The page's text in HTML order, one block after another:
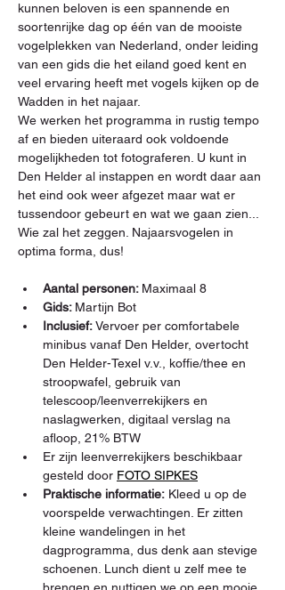
kunnen beloven is een spannende en
soortenrijke dag op één van de mooiste
vogelplekken van Nederland, onder leiding
van een gids die het eiland goed kent en
veel ervaring heeft met vogels kijken op de
Wadden in het najaar.
We werken het programma in rustig tempo
af en bieden uiteraard ook voldoende
mogelijkheden tot fotograferen. U kunt in
Den Helder al instappen en wordt daar aan
het eind ook weer afgezet maar wat er
tussendoor gebeurt en wat we gaan zien...
Wie zal het zeggen. Najaarsvogelen in
optima forma, dus!
Aantal personen: Maximaal 8
Gids: Martijn Bot
Inclusief: Vervoer per comfortabele
minibus vanaf Den Helder, overtocht
Den Helder-Texel v.v., koffie/thee en
stroopwafel, gebruik van
telescoop/leenverrekijkers en
naslagwerken, digitaal verslag na
afloop, 21% BTW
Er zijn leenverrekijkers beschikbaar
gesteld door FOTO SIPKES
Praktische informatie: Kleed u op de
voorspelde verwachtingen. Er zitten
kleine wandelingen in het
dagprogramma, dus denk aan stevige
schoenen. Lunch dient u zelf mee te